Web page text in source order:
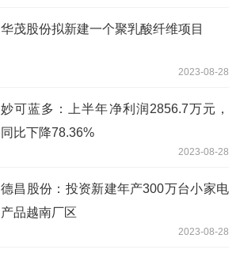
华茂股份拟新建一个聚乳酸纤维项目
2023-08-28
妙可蓝多：上半年净利润2856.7万元，
同比下降78.36%
2023-08-28
德昌股份：投资新建年产300万台小家电
产品越南厂区
2023-08-28